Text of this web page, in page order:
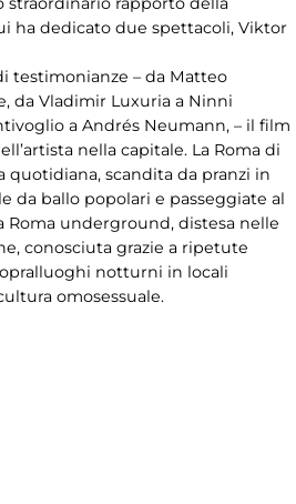
ha dedicato due spettacoli, Viktor
testimonianze – da Matteo
da Vladimir Luxuria a Ninni
a Andrés Neumann, – il film
nella capitale. La Roma di
quotidiana, scandita da pranzi in
da ballo popolari e passeggiate al
Roma underground, distesa nelle
conosciuta grazie a ripetute
notturni in locali
omosessuale.